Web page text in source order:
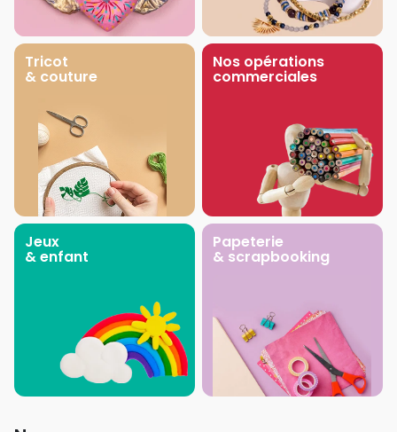
Tricot
& couture
Nos opérations
commerciales
Jeux
& enfant
Papeterie
& scrapbooking